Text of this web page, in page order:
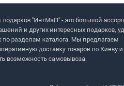
подарков "ИнтМаП" - это большой
и других интересных подарков,
по разделам каталога. Мы предлагаем
доставку товаров по Киеву и
возможность самовывоза.